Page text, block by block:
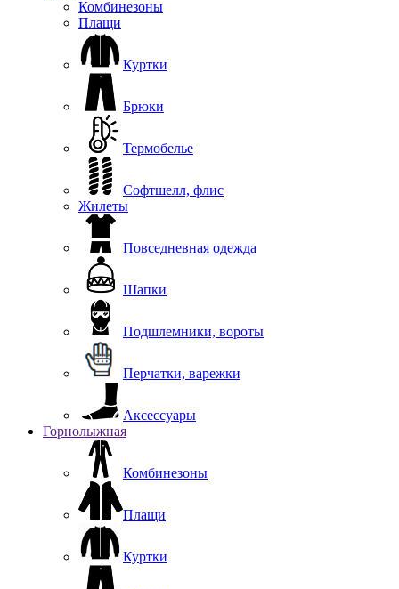
Комбинезоны
Плащи
Куртки
Брюки
Термобелье
Софтшелл, флис
Жилеты
Повседневная одежда
Шапки
Подшлемники, вороты
Перчатки, варежки
Аксессуары
Горнолыжная
Комбинезоны
Плащи
Куртки